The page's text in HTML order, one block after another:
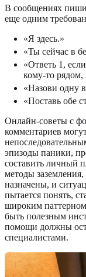
В сообщениях
еще одним
«Я здесь.»
«Ты сейчас в
«Ответь 1,
кому-то
«Назови одну
«Поставь обе
Онлайн-советы с
комментариев
эпизоды паники,
составить личный
методы
назначены, и
пытается понять,
широким
быть полезным
помощи должны
специалистами.